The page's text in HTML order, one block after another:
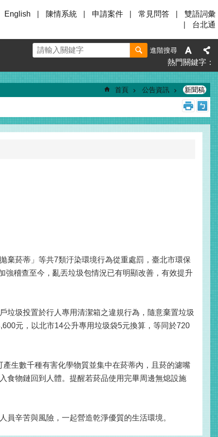
English 陳情系統 申請案件 常見問答
雙語詞彙
台北通
進階搜尋
熱門關鍵字
首頁 公告資訊 新聞稿
棄菸蒂」等共7類汙染環境行為從重處罰，臺北市環保
稽查至今，亂丟垃圾包情況已有明顯改善，有效提升
垃圾投置於行人專用清潔箱之違規行為，隨意棄置垃圾
元，以北市14公升專用垃圾袋5元換算，等同於720
生數千種有害化學物質並集中在菸蒂內，且菸的濾嘴
食物鏈回到人體。提醒若菸品使用完畢周邊無熄設施
辛苦與風險，一起營造乾淨優質的生活環境。